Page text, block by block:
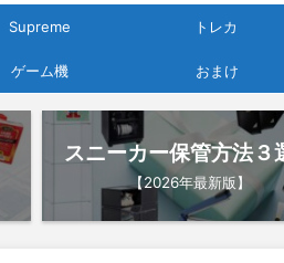
Supreme トレカ
ゲーム機 おまけ
スニーカー保管方法３
【2026年最新版】